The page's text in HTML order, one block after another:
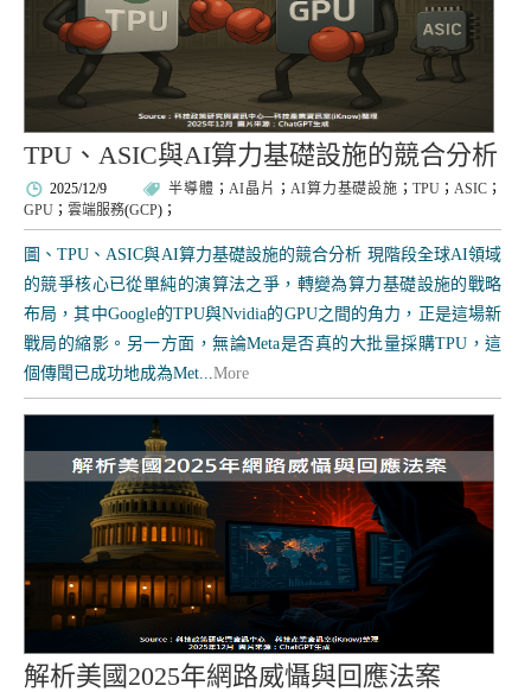
TPU、ASIC與AI算力基礎設施的競合分析
2025/12/9 半導體 ；AI晶片 ； AI算力基礎設施 ；TPU ；ASIC ；
GPU ； 雲端服務(GCP)；
圖、TPU、ASIC與AI算力基礎設施的競合分析 現階段全球AI領域
的競爭核心已從單純的演算法之爭，轉變為算力基礎設施的戰略
布局，其中Google的TPU與Nvidia的GPU之間的角力，正是這場新
戰局的縮影。另一方面，無論Meta是否真的大批量採購TPU，這
個傳聞已成功地成為Met...More
解析美國2025年網路威懾與回應法案